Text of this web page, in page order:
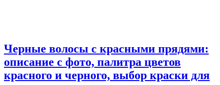
Черные волосы с красными прядями:
описание с фото, палитра цветов
красного и черного, выбор краски для